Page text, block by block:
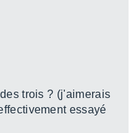
trois ? (j'aimerais
essayé